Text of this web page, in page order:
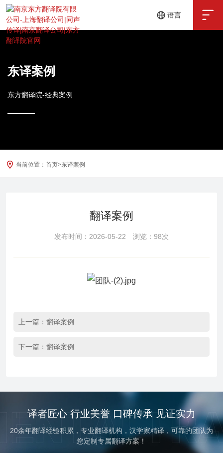
语言 
东译案例
东方翻译院-经典案例
当前位置： 首页>东译案例
翻译案例
发布时间：2026-05-22 浏览：98次
上一篇： 翻译案例
下一篇： 翻译案例
译者匠心 行业美誉 口碑传承 见证实力
20余年翻译经验积累，专业翻译机构，汉学家精译，可靠的团队为
您定制专属翻译方案！